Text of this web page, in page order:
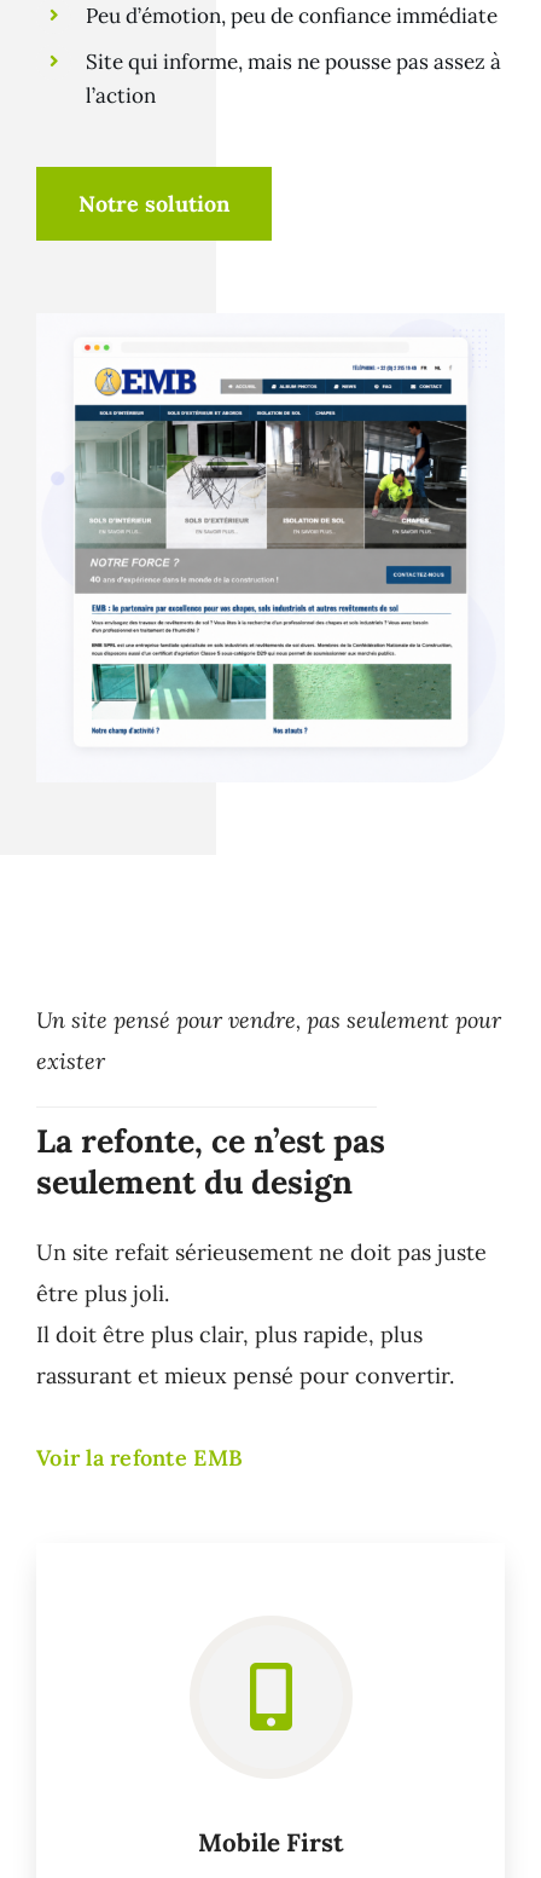
Peu d’émotion, peu de confiance immédiate
Site qui informe, mais ne pousse pas assez à
l’action
Notre solution
Un site pensé pour vendre, pas seulement pour
exister
La refonte, ce n’est pas
seulement du design
Un site refait sérieusement ne doit pas juste
être plus joli.
Il doit être plus clair, plus rapide, plus
rassurant et mieux pensé pour convertir.
Voir la refonte EMB
Mobile First